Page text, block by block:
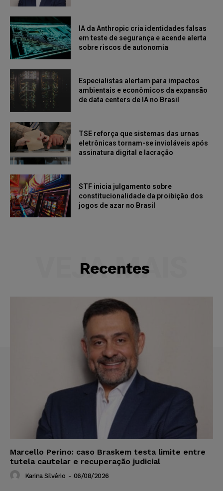
IA da Anthropic cria identidades falsas
em teste de segurança e acende alerta
sobre riscos de autonomia
Especialistas alertam para impactos
ambientais e econômicos da expansão
de data centers de IA no Brasil
TSE reforça que sistemas das urnas
eletrônicas tornam-se invioláveis após
assinatura digital e lacração
STF inicia julgamento sobre
constitucionalidade da proibição dos
jogos de azar no Brasil
Recentes
VEJA MAIS
Marcello Perino: caso Braskem testa limite entre
tutela cautelar e recuperação judicial
Karina Silvério - 06/08/2026